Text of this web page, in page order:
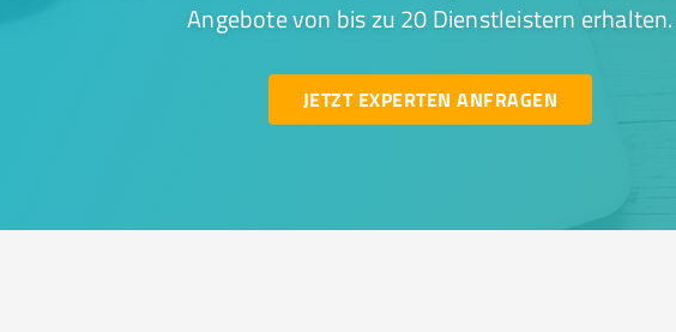
Angebote von bis zu 20 Dienstleistern erhalten.
JETZT EXPERTEN ANFRAGEN